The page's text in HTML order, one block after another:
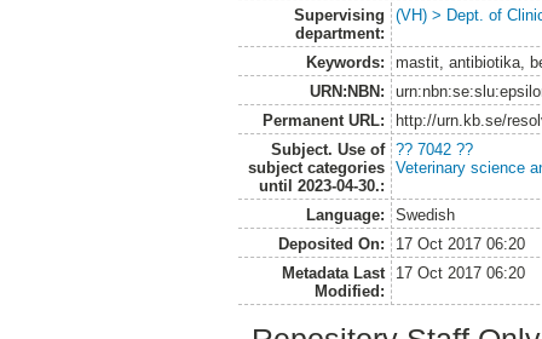
Supervising
department:
(VH) > Dept. of
Keywords:
mastit, antibiotika,
URN:NBN:
Permanent URL:
http://urn.kb.se/
Subject. Use of
subject categories
until 2023-04-30.:
?? 7042 ??
Veterinary science
Language:
Swedish
Deposited On:
17 Oct 2017 06:20
Metadata Last
Modified:
17 Oct 2017 06:20